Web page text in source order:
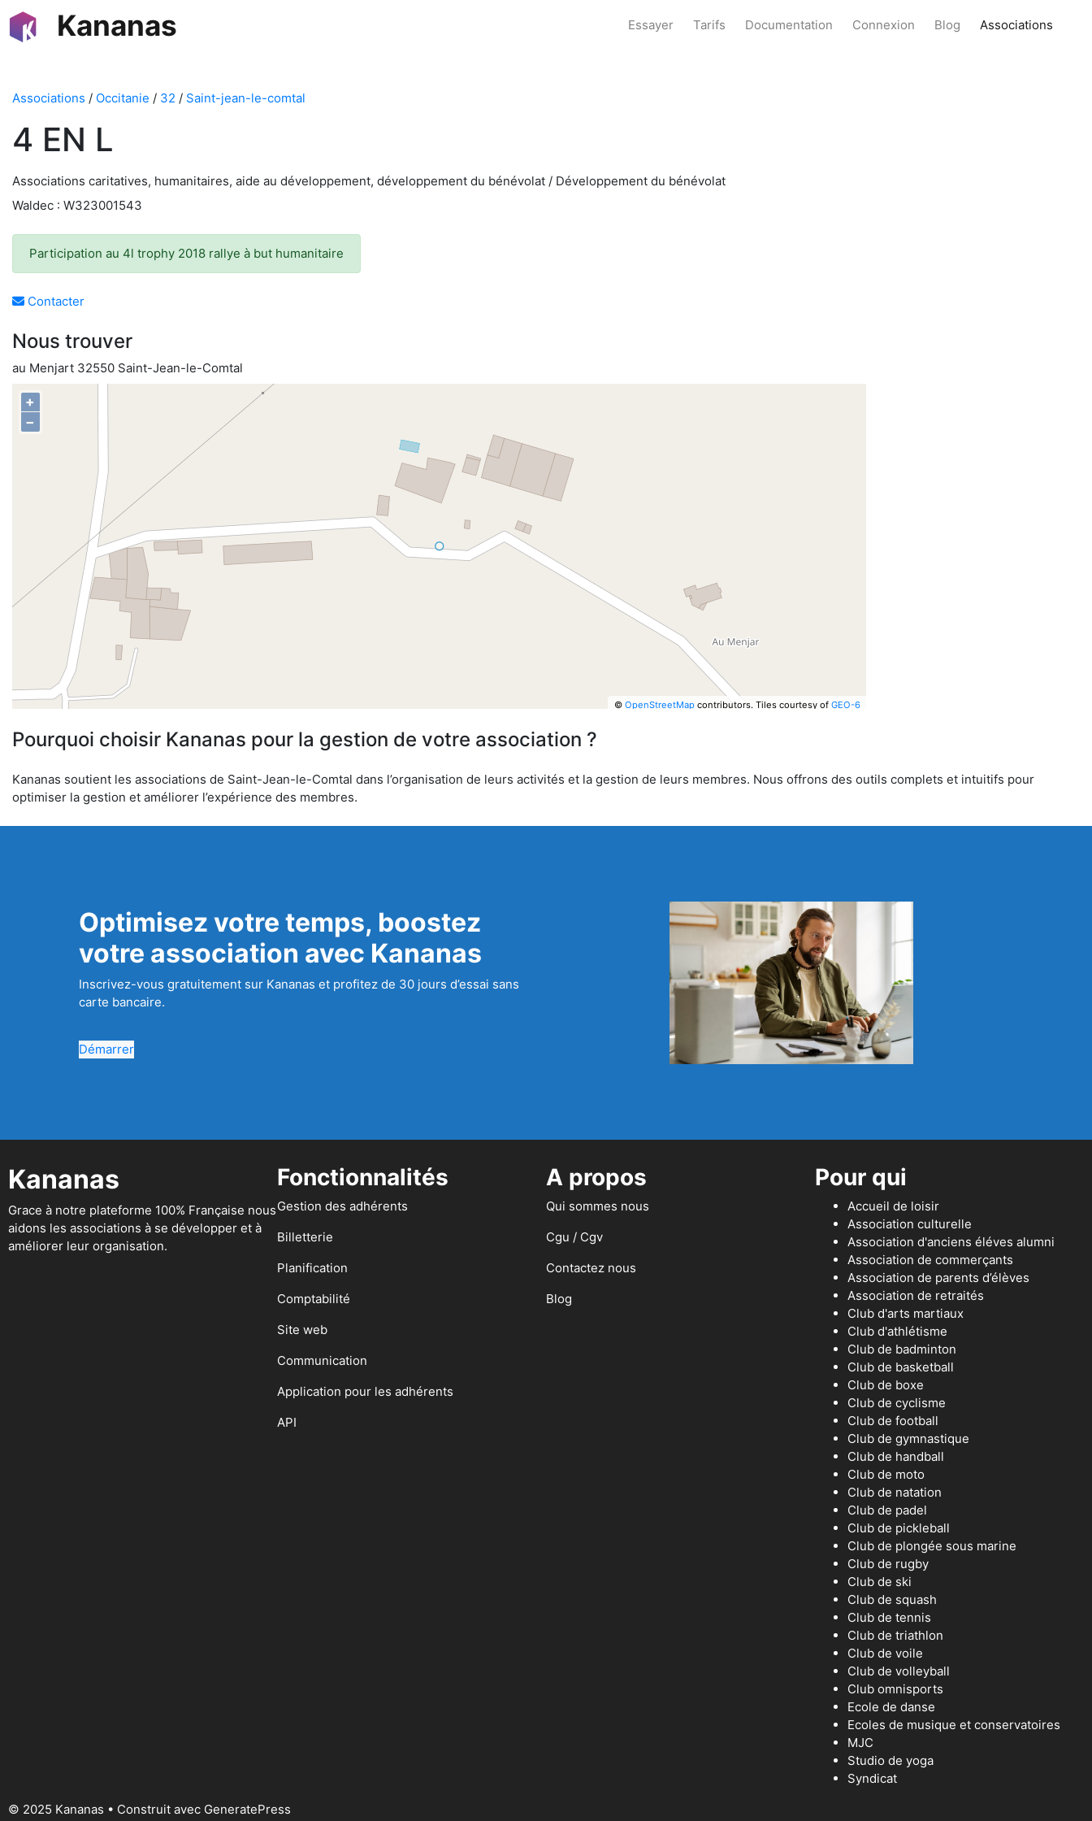
Kananas Essayer Tarifs Documentation Connexion Blog Associations
Associations / Occitanie / 32 / Saint-jean-le-comtal
4 EN L
Associations caritatives, humanitaires, aide au développement, développement du bénévolat / Développement du bénévolat
Waldec : W323001543
Participation au 4l trophy 2018 rallye à but humanitaire
Contacter
Nous trouver
au Menjart 32550 Saint-Jean-le-Comtal
+
−
© OpenStreetMapcontributors. Tiles courtesy of GEO-6
Pourquoi choisir Kananas pour la gestion de votre association ?
Kananas soutient les associations de Saint-Jean-le-Comtal dans l’organisation de leurs activités et la gestion de leurs membres. Nous offrons des outils complets et intuitifs pour
optimiser la gestion et améliorer l’expérience des membres.
Optimisez votre temps, boostez
votre association avec Kananas
Inscrivez-vous gratuitement sur Kananas et profitez de 30 jours d’essai sans
carte bancaire.
Démarrer
Kananas
Grace à notre plateforme 100% Française nous
aidons les associations à se développer et à
améliorer leur organisation.
Fonctionnalités
Gestion des adhérents
Billetterie
Planification
Comptabilité
Site web
Communication
Application pour les adhérents
API
A propos
Qui sommes nous
Cgu / Cgv
Contactez nous
Blog
Pour qui
Accueil de loisir
Association culturelle
Association d'anciens éléves alumni
Association de commerçants
Association de parents d’élèves
Association de retraités
Club d'arts martiaux
Club d'athlétisme
Club de badminton
Club de basketball
Club de boxe
Club de cyclisme
Club de football
Club de gymnastique
Club de handball
Club de moto
Club de natation
Club de padel
Club de pickleball
Club de plongée sous marine
Club de rugby
Club de ski
Club de squash
Club de tennis
Club de triathlon
Club de voile
Club de volleyball
Club omnisports
Ecole de danse
Ecoles de musique et conservatoires
MJC
Studio de yoga
Syndicat
© 2025 Kananas • Construit avec GeneratePress